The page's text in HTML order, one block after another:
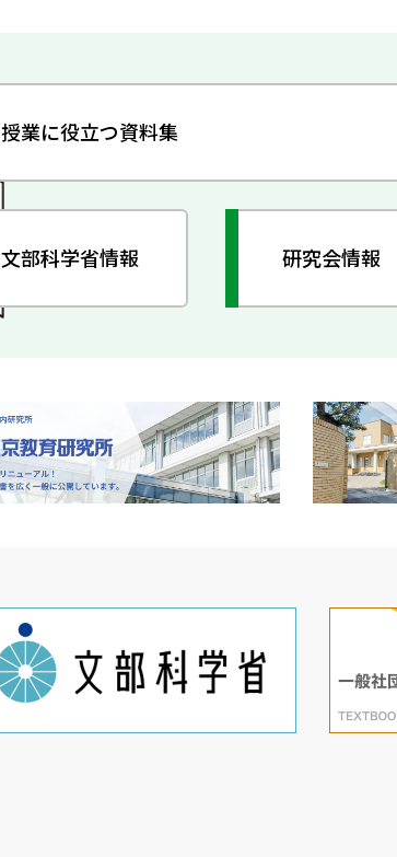
授業に役立つ資料集
文部科学省情報 研究会情報